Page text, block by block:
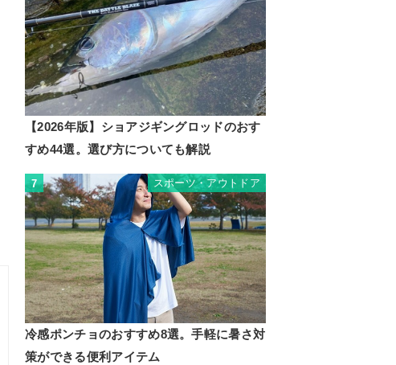
【2026年版】ショアジギングロッドのおす
すめ44選。選び方についても解説
7 スポーツ・アウトドア
冷感ポンチョのおすすめ8選。手軽に暑さ対
策ができる便利アイテム